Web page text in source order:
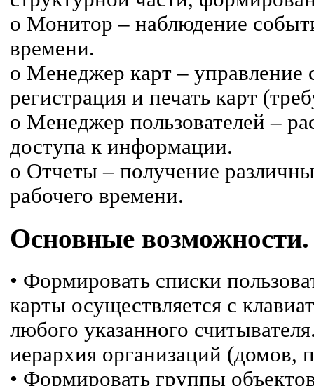
o Монитор – наблюдение
времени.
o Менеджер карт – управление
регистрация и печать карт
o Менеджер пользователей –
доступа к информации.
o Отчеты – получение
рабочего времени.
Основные возможности.
• Формировать списки
карты осуществляется с
любого указанного
иерархия организаций (домов,
• Формировать группы